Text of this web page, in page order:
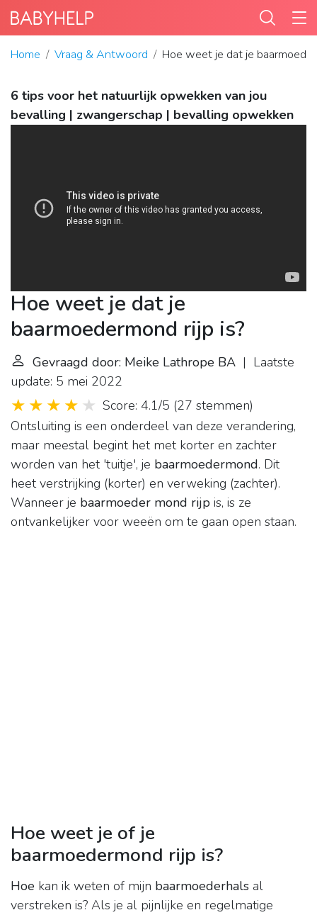
Home Vraag & Antwoord Hoe weet je dat je
6 tips voor het natuurlijk opwekken van jou
bevalling | zwangerschap | bevalling opwekken
Hoe weet je dat je
baarmoedermond rijp is?
Gevraagd door: Meike Lathrope BA | Laatste
update: 5 mei 2022
Score: 4.1/5 (27 stemmen)
Ontsluiting is een onderdeel van deze verandering,
maar meestal begint het met korter en zachter
worden van het 'tuitje', je baarmoedermond. Dit
heet verstrijking (korter) en verweking (zachter).
Wanneer je baarmoeder mond rijp is, is ze
ontvankelijker voor weeën om te gaan open staan.
Hoe weet je of je
baarmoedermond rijp is?
Hoe kan ik weten of mijn baarmoederhals al
verstreken is? Als je al pijnlijke en regelmatige